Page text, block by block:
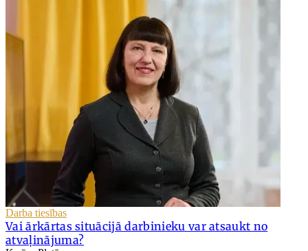
Darba tiesības
Vai ārkārtas situācijā darbinieku var atsaukt no
atvaļinājuma?